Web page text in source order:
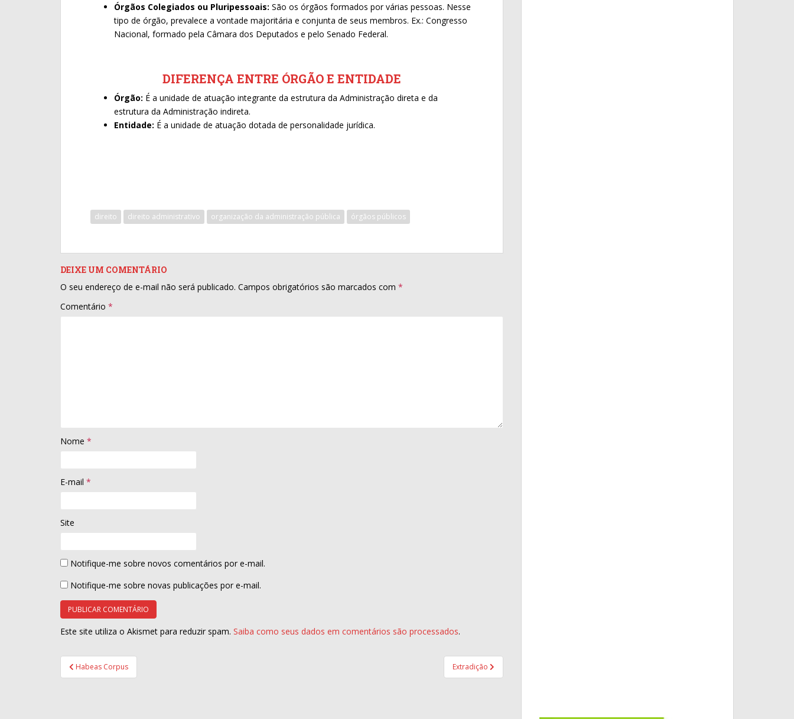
Órgãos Colegiados ou Pluripessoais: São os órgãos formados por várias pessoas. Nesse
tipo de órgão, prevalece a vontade majoritária e conjunta de seus membros. Ex.: Congresso
Nacional, formado pela Câmara dos Deputados e pelo Senado Federal.
DIFERENÇA ENTRE ÓRGÃO E ENTIDADE
Órgão: É a unidade de atuação integrante da estrutura da Administração direta e da
estrutura da Administração indireta.
Entidade: É a unidade de atuação dotada de personalidade jurídica.
direito direito administrativo organização da administração pública órgãos públicos
DEIXE UM COMENTÁRIO
O seu endereço de e-mail não será publicado. Campos obrigatórios são marcados com *
Comentário *
Nome *
E-mail *
Site
Notifique-me sobre novos comentários por e-mail.
Notifique-me sobre novas publicações por e-mail.
Este site utiliza o Akismet para reduzir spam. Saiba como seus dados em comentários são processados.
Navegação
de
Habeas Corpus Extradição